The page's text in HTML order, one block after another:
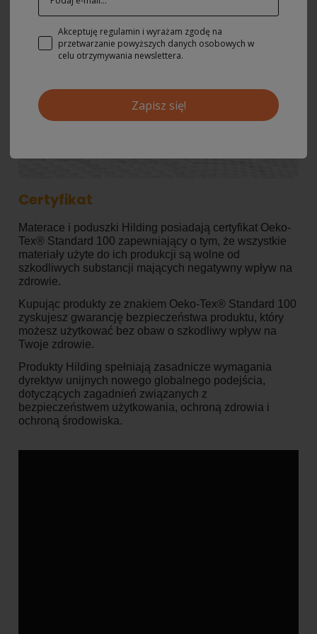
Certyfikat
Materace i poduszki Hilding posiadają certyfikat Oeko-
Tex® Standard 100 zapewniający o tym, że wszystkie
materiały użyte do ich produkcji są wolne od
szkodliwych substancji mających negatywny wpływ na
zdrowie.
Kupując produkty ze znakiem Oeko-Tex® Standard 100
zyskujesz gwarancję bezpieczeństwa produktu, który
możesz użytkować bez obaw o szkodliwy wpływ na
Twoje zdrowie.
Produkty Hilding spełniają zasadnicze wymagania
dyrektyw unijnych nowego globalnego podejścia,
dotyczących zagadnień związanych z
bezpieczeństwem użytkowania, ochroną zdrowia i
ochroną środowiska.
Akceptuję regulamin i wyrażam zgodę na
przetwarzanie powyższych danych osobowych w
celu otrzymywania newslettera.
Zapisz się!